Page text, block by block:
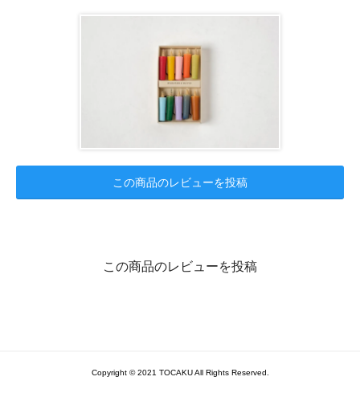
この商品のレビューを投稿
この商品のレビューを投稿
Copyright © 2021 TOCAKU All Rights Reserved.